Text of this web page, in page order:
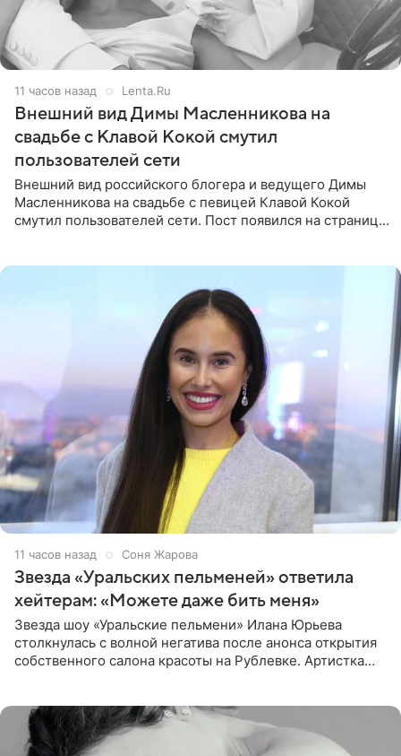
11 часов назад Lenta.Ru
Внешний вид Димы Масленникова на
свадьбе с Клавой Кокой смутил
пользователей сети
Внешний вид российского блогера и ведущего Димы
Масленникова на свадьбе с певицей Клавой Кокой
смутил пользователей сети. Пост появился на странице
11 часов назад Соня Жарова
Звезда «Уральских пельменей» ответила
хейтерам: «Можете даже бить меня»
Звезда шоу «Уральские пельмени» Илана Юрьева
столкнулась с волной негатива после анонса открытия
собственного салона красоты на Рублевке. Артистка